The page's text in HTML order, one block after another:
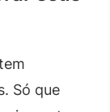
Só que